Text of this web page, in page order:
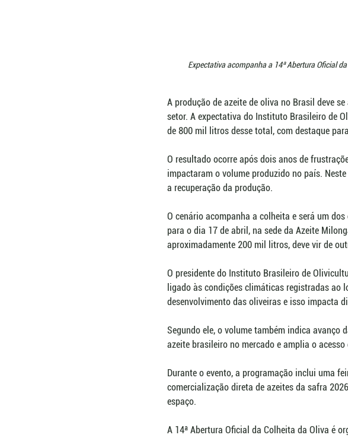
Expectativa acompanha a 14ª Abertura Oficial
A produção de azeite de oliva no Brasil deve
setor. A expectativa do Instituto Brasileiro de
de 800 mil litros desse total, com destaque
O resultado ocorre após dois anos de
impactaram o volume produzido no país.
a recuperação da produção.
O cenário acompanha a colheita e será um
para o dia 17 de abril, na sede da Azeite
aproximadamente 200 mil litros, deve vir de
O presidente do Instituto Brasileiro de
ligado às condições climáticas registradas ao
desenvolvimento das oliveiras e isso impacta
Segundo ele, o volume também indica avanço
azeite brasileiro no mercado e amplia o
Durante o evento, a programação inclui uma
comercialização direta de azeites da safra
espaço.
A 14ª Abertura Oficial da Colheita da Oliva é